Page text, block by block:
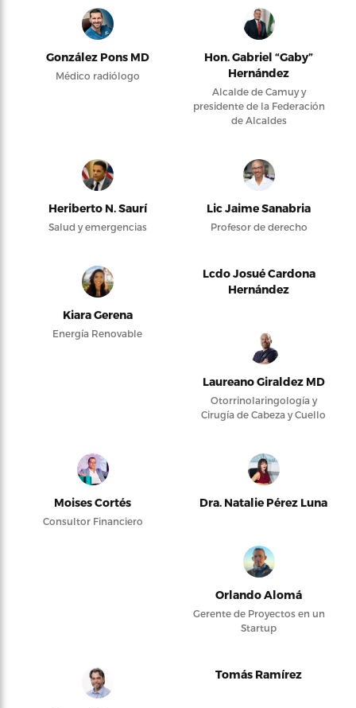
González Pons MD
Médico radiólogo
Hon. Gabriel “Gaby”
Hernández
Alcalde de Camuy y
presidente de la Federación
de Alcaldes
Heriberto N. Saurí
Salud y emergencias
Lic Jaime Sanabria
Profesor de derecho
Kiara Gerena
Energía Renovable
Lcdo Josué Cardona
Hernández
Laureano Giraldez MD
Otorrinolaringología y
Cirugía de Cabeza y Cuello
Moises Cortés
Consultor Financiero
Dra. Natalie Pérez Luna
Orlando Alomá
Gerente de Proyectos en un
Startup
Tomás Ramírez